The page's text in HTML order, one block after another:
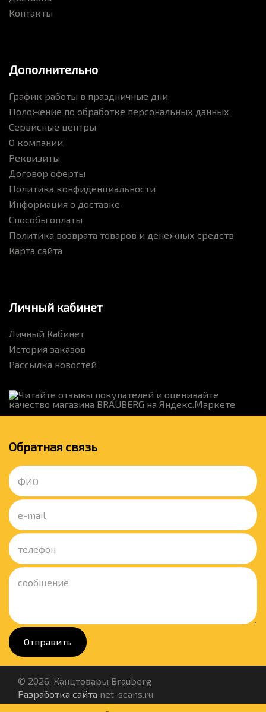
Контакты
Дополнительно
График работы в праздничные дни
Положение по обработке персональных данных
Сервисные центры
О компании
Реквизиты
Договор оферты
Политика конфиденциальности
Информация о доставке
Способы оплаты
Политика возврата товаров и денежных средств
Карта сайта
Личный кабинет
Личный Кабинет
История заказов
Рассылка новостей
Обратная связь
Отправить
© 2026. Канцтовары Brauberg
Разработка сайта net-scans.ru